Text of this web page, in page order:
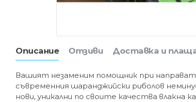
Описание Отзиви Доставка и
Вашият незаменим помощник при
съвременния шаранджийски риболов
нови, уникални по своите качества влакна